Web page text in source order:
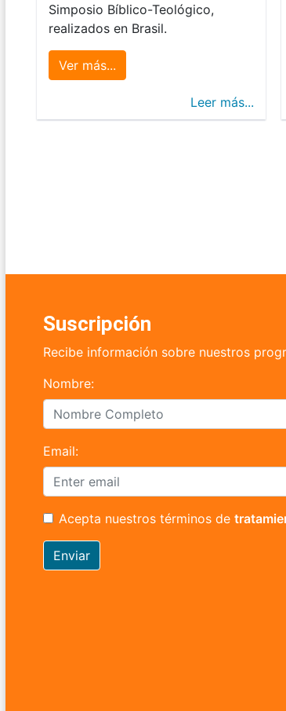
Simposio Bíblico-Teológico,
realizados en Brasil.
Ver más...
Leer más...
Suscripción
Recibe información sobre nuestros
Nombre:
Email:
Acepta nuestros términos de
Enviar